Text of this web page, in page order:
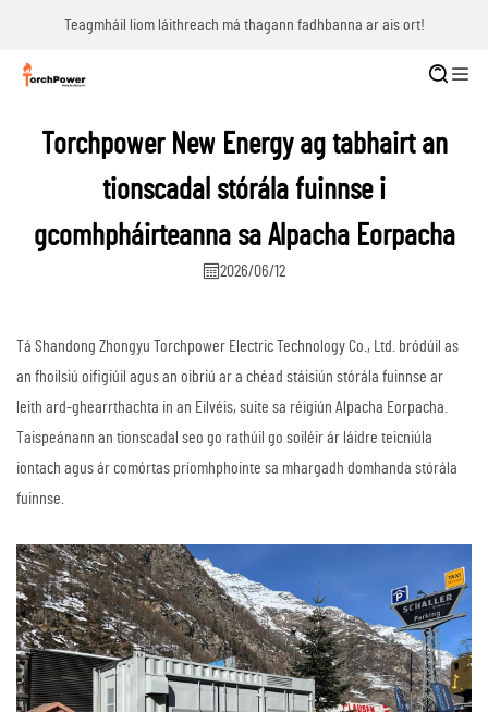
Teagmháil liom láithreach má thagann fadhbanna ar ais ort!
Torchpower New Energy ag tabhairt an
tionscadal stórála fuinnse i
gcomhpháirteanna sa Alpacha Eorpacha
2026/06/12
Tá Shandong Zhongyu Torchpower Electric Technology Co., Ltd. bródúil as
an fhoilsiú oifigiúil agus an oibriú ar a chéad stáisiún stórála fuinnse ar
leith ard-ghearrthachta in an Eilvéis, suite sa réigiún Alpacha Eorpacha.
Taispeánann an tionscadal seo go rathúil go soiléir ár láidre teicniúla
iontach agus ár comórtas príomhphointe sa mhargadh domhanda stórála
fuinnse.